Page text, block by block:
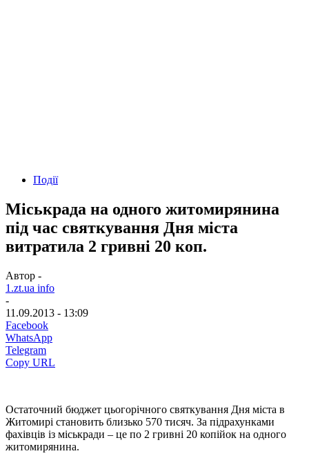
Події
Міськрада на одного житомирянина
під час святкування Дня міста
витратила 2 гривні 20 коп.
Автор -
1.zt.ua info
-
11.09.2013 - 13:09
Facebook
WhatsApp
Telegram
Copy URL
Остаточний бюджет цьогорічного святкування Дня міста в
Житомирі становить близько 570 тисяч. За підрахунками
фахівців із міськради – це по 2 гривні 20 копійок на одного
житомирянина.